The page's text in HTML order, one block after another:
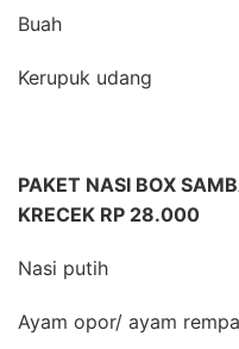
Buah
Kerupuk udang
PAKET NASI BOX
KRECEK RP 28.000
Nasi putih
Ayam opor/ ayam